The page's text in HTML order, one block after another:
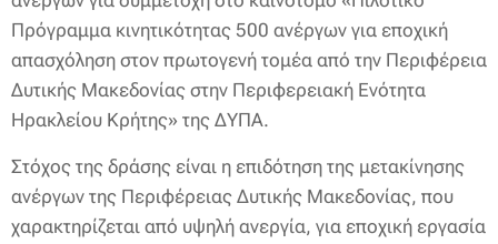
Πρόγραμμα κινητικότητας 500 ανέργων για εποχική
απασχόληση στον πρωτογενή τομέα από την Περιφέρεια
Δυτικής Μακεδονίας στην Περιφερειακή Ενότητα
Ηρακλείου Κρήτης» της ΔΥΠΑ.
Στόχος της δράσης είναι η επιδότηση της μετακίνησης
ανέργων της Περιφέρειας Δυτικής Μακεδονίας, που
χαρακτηρίζεται από υψηλή ανεργία, για εποχική εργασία